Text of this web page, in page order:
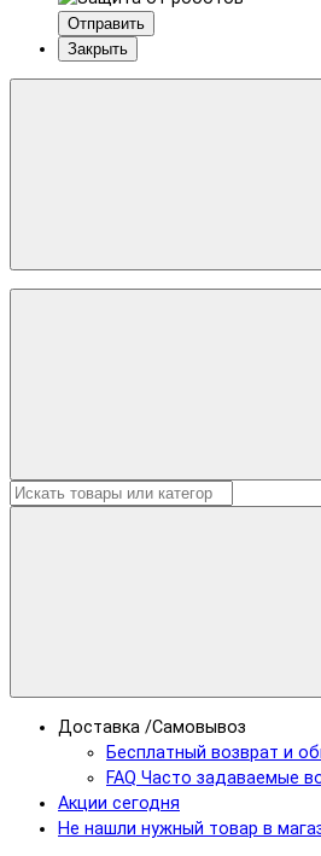
Отправить
Закрыть
Доставка /Самовывоз
Бесплатный возврат и
FAQ Часто задаваемые
Акции сегодня
Не нашли нужный товар в